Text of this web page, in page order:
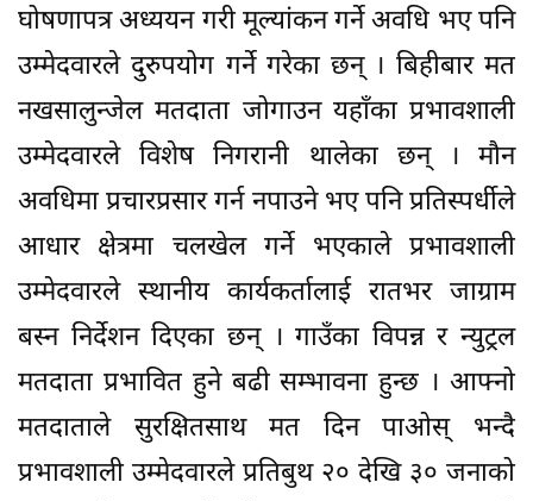
घोषणापत्र अध्ययन गरी मूल्यांकन गर्ने अवधि भए पनि
उम्मेदवारले दुरुपयोग गर्ने गरेका छन् । बिहीबार मत
नखसालुन्जेल मतदाता जोगाउन यहाँका प्रभावशाली
उम्मेदवारले विशेष निगरानी थालेका छन् । मौन
अवधिमा प्रचारप्रसार गर्न नपाउने भए पनि प्रतिस्पर्धीले
आधार क्षेत्रमा चलखेल गर्ने भएकाले प्रभावशाली
उम्मेदवारले स्थानीय कार्यकर्तालाई रातभर जाग्राम
बस्न निर्देशन दिएका छन् । गाउँका विपन्न र न्युट्रल
मतदाता प्रभावित हुने बढी सम्भावना हुन्छ । आफ्नो
मतदाताले सुरक्षितसाथ मत दिन पाओस् भन्दै
प्रभावशाली उम्मेदवारले प्रतिबुथ २० देखि ३० जनाको